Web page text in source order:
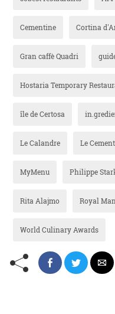
Cementine Cortina
Gran caffè Quadri
Hostaria Temporary
île de Certosa
Le Calandre Le
MyMenu Philippe
Rita Alajmo Royal
World Culinary Awards